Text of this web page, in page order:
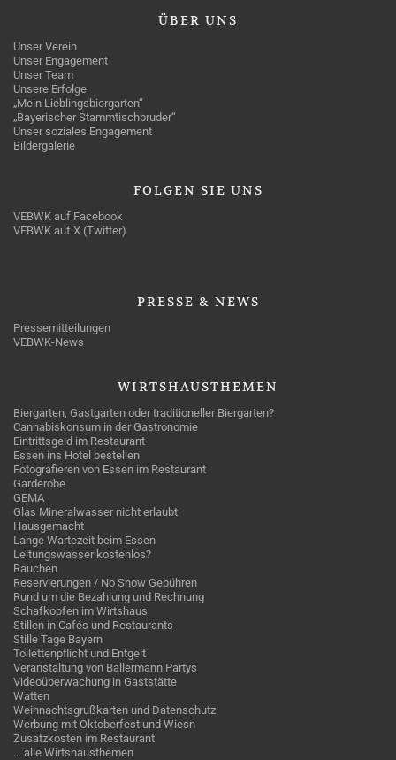
ÜBER UNS
Unser Verein
Unser Engagement
Unser Team
Unsere Erfolge
„Mein Lieblingsbiergarten“
„Bayerischer Stammtischbruder“
Unser soziales Engagement
Bildergalerie
FOLGEN SIE UNS
VEBWK auf Facebook
VEBWK auf X (Twitter)
PRESSE & NEWS
Pressemitteilungen
VEBWK-News
WIRTSHAUSTHEMEN
Biergarten, Gastgarten oder traditioneller Biergarten?
Cannabiskonsum in der Gastronomie
Eintrittsgeld im Restaurant
Essen ins Hotel bestellen
Fotografieren von Essen im Restaurant
Garderobe
GEMA
Glas Mineralwasser nicht erlaubt
Hausgemacht
Lange Wartezeit beim Essen
Leitungswasser kostenlos?
Rauchen
Reservierungen / No Show Gebühren
Rund um die Bezahlung und Rechnung
Schafkopfen im Wirtshaus
Stillen in Cafés und Restaurants
Stille Tage Bayern
Toilettenpflicht und Entgelt
Veranstaltung von Ballermann Partys
Videoüberwachung in Gaststätte
Watten
Weihnachtsgrußkarten und Datenschutz
Werbung mit Oktoberfest und Wiesn
Zusatzkosten im Restaurant
… alle Wirtshausthemen